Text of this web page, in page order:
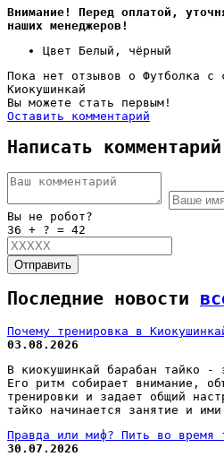
Внимание! Перед оплатой,
наших менеджеров!
Цвет
Белый, чёрный
Пока нет отзывов о Футболка с
Киокушинкай
Вы можете стать первым!
Оставить комментарий
Написать комментарий
Вы не робот?
36 + ? = 42
Отправить
Последние новости
Почему тренировка в
03.08.2026
В киокушинкай барабан тайко -
Его ритм собирает внимание,
тренировки и задает общий
тайко начинается занятие и
Правда или миф? Пить во время
30.07.2026